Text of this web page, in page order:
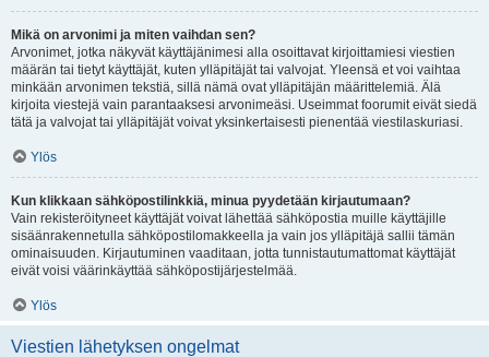
Mikä on arvonimi ja miten vaihdan sen?
Arvonimet, jotka näkyvät käyttäjänimesi alla osoittavat kirjoittamiesi viestien
määrän tai tietyt käyttäjät, kuten ylläpitäjät tai valvojat. Yleensä et voi vaihtaa
minkään arvonimen tekstiä, sillä nämä ovat ylläpitäjän määrittelemiä. Älä
kirjoita viestejä vain parantaaksesi arvonimeäsi. Useimmat foorumit eivät siedä
tätä ja valvojat tai ylläpitäjät voivat yksinkertaisesti pienentää viestilaskuriasi.
Ylös
Kun klikkaan sähköpostilinkkiä, minua pyydetään kirjautumaan?
Vain rekisteröityneet käyttäjät voivat lähettää sähköpostia muille käyttäjille
sisäänrakennetulla sähköpostilomakkeella ja vain jos ylläpitäjä sallii tämän
ominaisuuden. Kirjautuminen vaaditaan, jotta tunnistautumattomat käyttäjät
eivät voisi väärinkäyttää sähköpostijärjestelmää.
Ylös
Viestien lähetyksen ongelmat